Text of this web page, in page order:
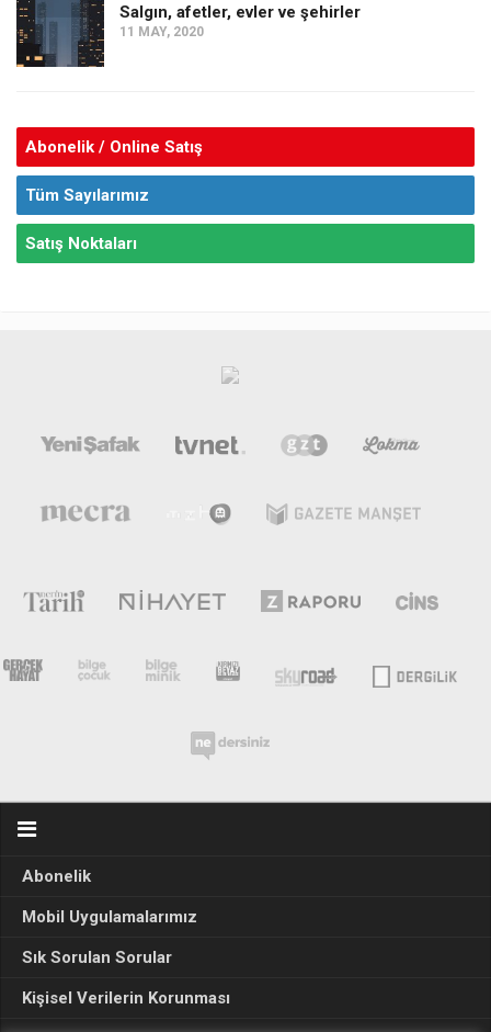
Salgın, afetler, evler ve şehirler
11 MAY, 2020
Abonelik / Online Satış
Tüm Sayılarımız
Satış Noktaları
Abonelik
Mobil Uygulamalarımız
Sık Sorulan Sorular
Kişisel Verilerin Korunması